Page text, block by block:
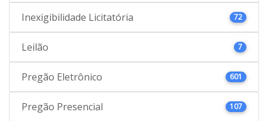
Inexigibilidade Licitatória 72
Leilão 7
Pregão Eletrônico 601
Pregão Presencial 107